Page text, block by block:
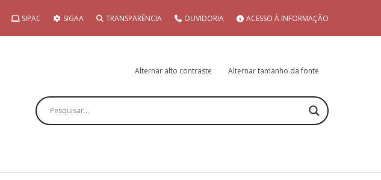
SIPAC SIGAA TRANSPARÊNCIA OUVIDORIA ACESSO À INFORMAÇÃO
Alternar alto contraste Alternar tamanho da fonte
Pesquisar